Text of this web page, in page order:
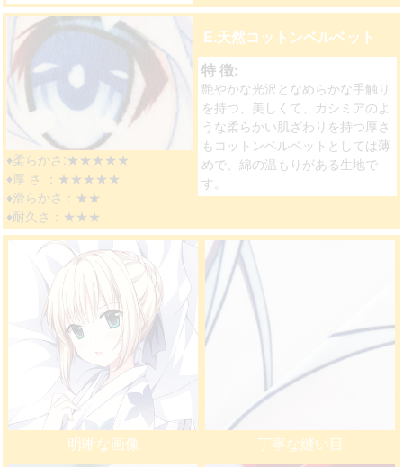
♦柔らかさ:★★★★★
♦厚 さ ：★★★★★
♦滑らかさ：★★
♦耐久さ：★★★
E.天然コットンベルベット
特 徴:
艶やかな光沢となめらかな手触り
を持つ、美しくて、カシミアのよ
うな柔らかい肌ざわりを持つ厚さ
もコットンベルベットとしては薄
めで、綿の温もりがある生地で
す。
明晰な画像 丁寧な縫い目